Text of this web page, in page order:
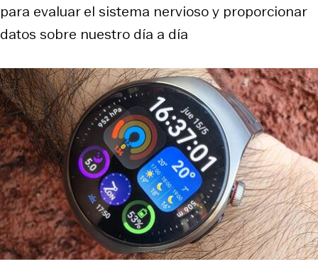
para evaluar el sistema nervioso y proporcionar
datos sobre nuestro día a día